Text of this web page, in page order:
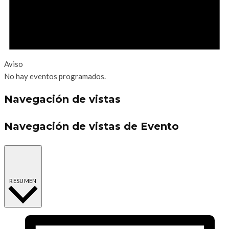
Aviso
No hay eventos programados.
Navegación de vistas
Navegación de vistas de Evento
RESUMEN